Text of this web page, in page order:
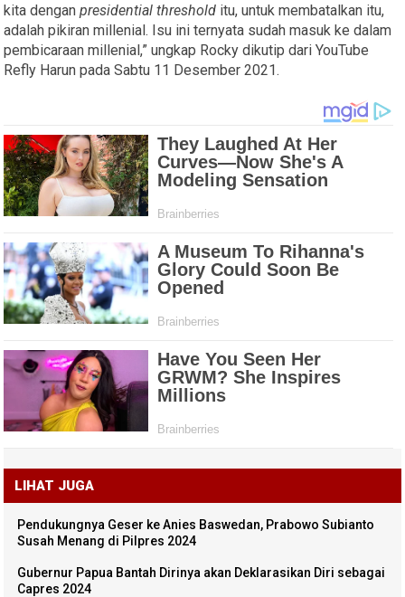
kita denganpresidential threshold itu, untuk membatalkan itu,
adalah pikiran millenial. Isu ini ternyata sudah masuk ke dalam
pembicaraan millenial,” ungkap Rocky dikutip dari YouTube
Refly Harun pada Sabtu 11 Desember 2021.
LIHAT JUGA
Pendukungnya Geser ke Anies Baswedan, Prabowo Subianto
Susah Menang di Pilpres 2024
Gubernur Papua Bantah Dirinya akan Deklarasikan Diri sebagai
Capres 2024